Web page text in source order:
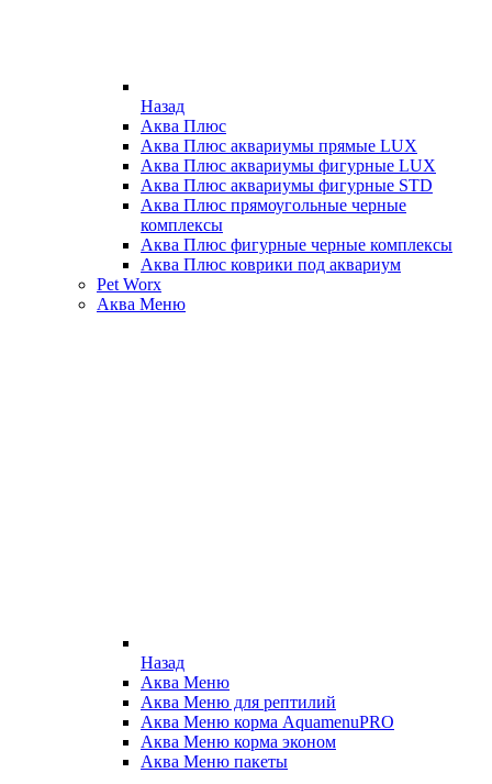
Назад
Аква Плюс
Аква Плюс аквариумы прямые LUX
Аква Плюс аквариумы фигурные LUX
Аква Плюс аквариумы фигурные STD
Аква Плюс прямоугольные черные
комплексы
Аква Плюс фигурные черные комплексы
Аква Плюс коврики под аквариум
Pet Worx
Аква Меню
Назад
Аква Меню
Аква Меню для рептилий
Аква Меню корма AquamenuPRO
Аква Меню корма эконом
Аква Меню пакеты